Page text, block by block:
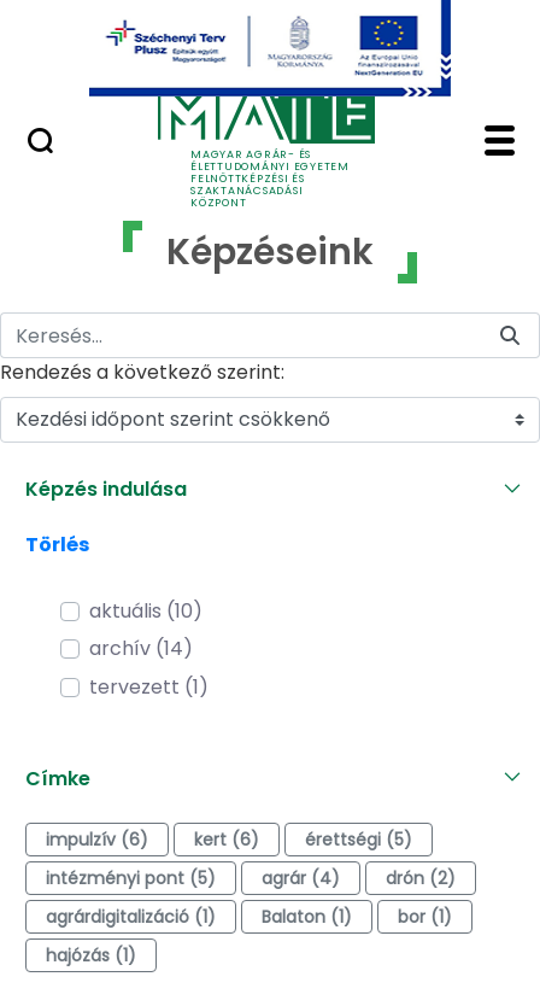
Ugrás a fő tartalomhoz
MAGYAR AGRÁR- ÉS
ÉLETTUDOMÁNYI EGYETEM
FELNŐTTKÉPZÉSI ÉS
SZAKTANÁCSADÁSI
KÖZPONT
Képzéseink - MATE
Képzéseink
Rendezés a következő szerint:
Kezdési időpont szerint csökkenő
Képzés indulása
Törlés
aktuális (10)
archív (14)
tervezett (1)
Címke
impulzív (6) kert (6)
érettségi (5)
intézményi pont (5)
agrár (4)
drón (2)
agrárdigitalizáció (1)
Balaton (1)
bor (1)
hajózás (1)